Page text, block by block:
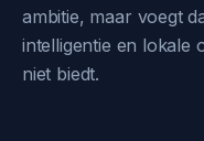
ambitie, maar voegt
intelligentie en lokale
niet biedt.